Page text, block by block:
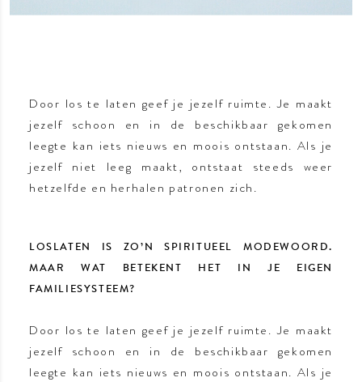
Door los te laten geef je jezelf ruimte. Je maakt
jezelf schoon en in de beschikbaar gekomen
leegte kan iets nieuws en moois ontstaan. Als je
jezelf niet leeg maakt, ontstaat steeds weer
hetzelfde en herhalen patronen zich.
LOSLATEN IS ZO’N SPIRITUEEL MODEWOORD.
MAAR WAT BETEKENT HET IN JE EIGEN
FAMILIESYSTEEM?
Door los te laten geef je jezelf ruimte. Je maakt
jezelf schoon en in de beschikbaar gekomen
leegte kan iets nieuws en moois ontstaan. Als je